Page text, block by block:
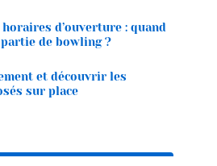
d’ouverture : quand
de bowling ?
et découvrir les
sur place